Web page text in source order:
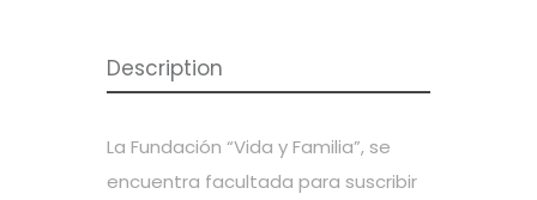
Description
La Fundación “Vida y Familia”, se
encuentra facultada para suscribir